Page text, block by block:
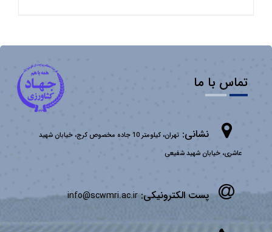
تماس با ما
نشانی:
تهران، کیلومتر 10 جاده مخصوص کرج، خیابان شهید
عاشری، خیابان شهید شفیعی
پست الکترونیکی:info@scwmri.ac.ir